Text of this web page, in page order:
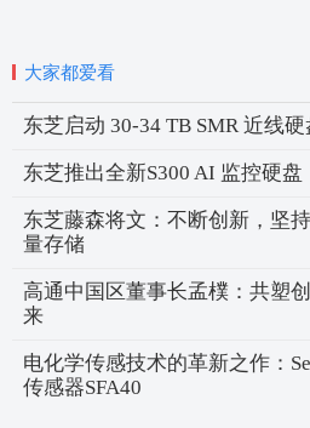
大家都爱看
东芝启动 30-34 TB SMR 近线
东芝推出全新S300 AI 监控硬盘
东芝藤森将文：不断创新，坚
量存储
高通中国区董事长孟樸：共塑
来
电化学传感技术的革新之作：
传感器SFA40